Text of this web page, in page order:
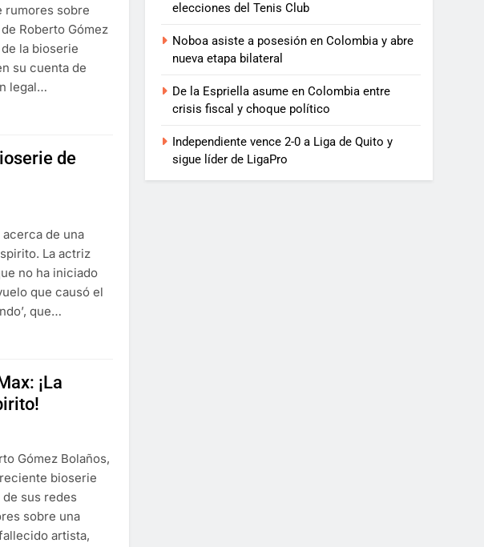
rumores sobre
Roberto Gómez
la bioserie
su cuenta de
legal…
de
de una
La actriz
no ha iniciado
que causó el
que…
¡La
Gómez Bolaños,
bioserie
de sus redes
sobre una
artista,
elecciones del Tenis Club
Noboa asiste a posesión en Colombia y abre
nueva etapa bilateral
De la Espriella asume en Colombia entre
crisis fiscal y choque político
Independiente vence 2-0 a Liga de Quito y
sigue líder de LigaPro